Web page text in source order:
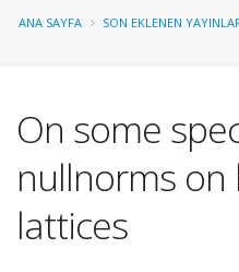
ANA SAYFA SON EKLENEN
On some
nullnorms on
lattices